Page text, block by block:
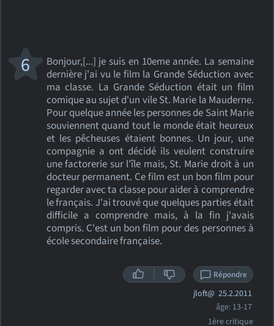
Bonjour,[...] je suis en 10eme année. La semaine
dernière j'ai vu le film la Grande Séduction avec
ma classe. La Grande Séduction était un film
comique au sujet d'un vile St. Marie la Mauderne.
Pour quelque année les personnes de Saint Marie
souviennent quand tout le monde était heureux
et les pêcheuses étaient bonnes. Un jour, une
compagnie a ont décidé ils veulent construire
une factorerie sur l'île mais, St. Marie droit à un
docteur permanent. Ce film est un bon film pour
regarder avec ta classe pour aider à comprendre
le français. J'ai trouvé que quelques parties était
difficile a comprendre mais, à la fin j'avais
compris. C'est un bon film pour des personnes à
école secondaire française.
6
Répondre
jloft@ 25.2.2011
âge: 13-17
1ère critique